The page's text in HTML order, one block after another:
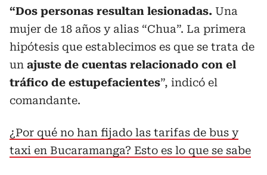
“Dos personas resultan lesionadas. Una
mujer de 18 años y alias “Chua”. La primera
hipótesis que establecimos es que se trata de
un ajuste de cuentas relacionado con el
tráfico de estupefacientes”, indicó el
comandante.
¿Por qué no han fijado las tarifas de bus y
taxi en Bucaramanga? Esto es lo que se sabe